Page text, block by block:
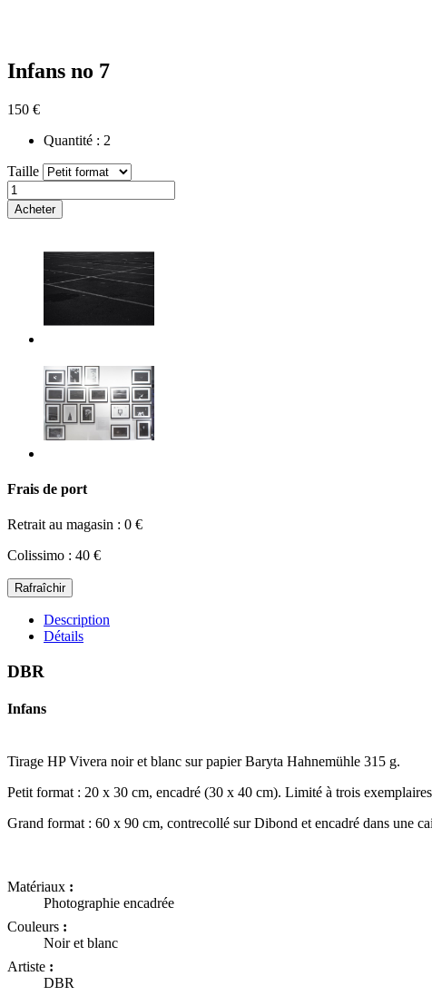
Infans no 7
150 €
Quantité : 2
Taille
Acheter
Frais de port
Retrait au magasin : 0 €
Colissimo : 40 €
Description
Détails
DBR
Infans
Tirage HP Vivera noir et blanc sur papier Baryta Hahnemühle 315 g.
Petit format : 20 x 30 cm, encadré (30 x 40 cm). Limité à trois
Grand format : 60 x 90 cm, contrecollé sur Dibond et encadré dans une
Matériaux :
Photographie encadrée
Couleurs :
Noir et blanc
Artiste :
DBR